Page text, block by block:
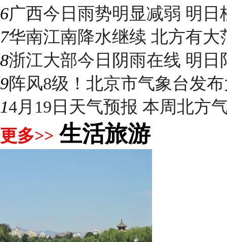
6广西今日雨势明显减弱 明日
7华南江南降水继续 北方有大
8浙江大部今日阴雨在线 明日
9阵风8级！北京市气象台发
14月19日天气预报 本周北方
更多>> 生活旅游